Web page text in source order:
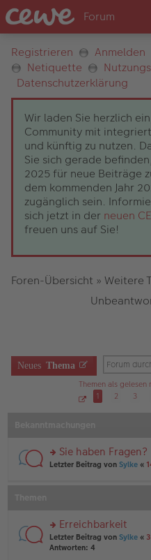
Registrieren Anmelden
Netiquette
Datenschutzerklärung
Wir laden Sie herzlich
Community mit
und künftig zu nutzen.
Sie sich gerade
2025 für neue Beiträge
dem kommenden Jahr
zugänglich sein.
sich jetzt in der neuen
freuen uns auf Sie!
Foren-Übersicht » Weitere
Neues Thema
Themen als gelesen
v
o
n
1 2 3
rs
el
es
e
Sie haben Fragen?
Letzter Beitrag von Sylke «
rs
te
Erreichbarkeit
Letzter Beitrag von Sylke «
Antworten: 4